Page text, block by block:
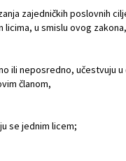
zajedničkih poslovnih
u smislu ovog
ili neposredno, učestvuju u
članom,
se jednim licem;